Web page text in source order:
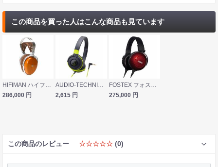
この商品を買った人はこんな商品も見ています
286,000 円
2,615 円
275,000 円
この商品のレビュー ☆☆☆☆☆ (0)